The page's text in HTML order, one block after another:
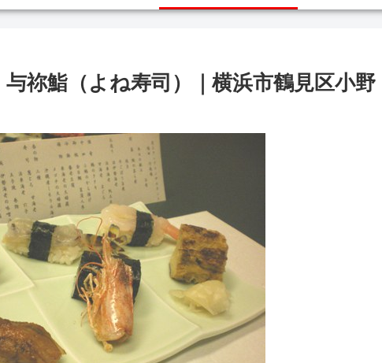
祢鮨（よね寿司）｜横浜市鶴見区小野